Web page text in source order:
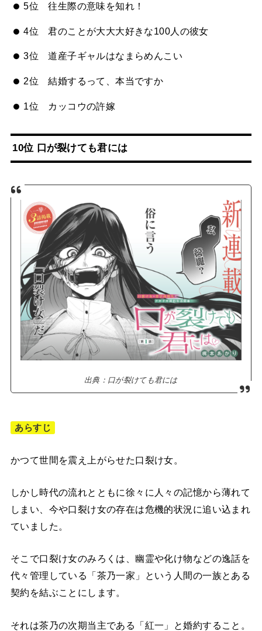
5位 往生際の意味を知れ！
4位 君のことが大大大好きな100人の彼女
3位 道産子ギャルはなまらめんこい
2位 結婚するって、本当ですか
1位 カッコウの許嫁
10位 口が裂けても君には
出典：口が裂けても君には
あらすじ
かつて世間を震え上がらせた口裂け女。
しかし時代の流れとともに徐々に人々の記憶から薄れて
しまい、今や口裂け女の存在は危機的状況に追い込まれ
ていました。
そこで口裂け女のみろくは、幽霊や化け物などの逸話を
代々管理している「茶乃一家」という人間の一族とある
契約を結ぶことにします。
それは茶乃の次期当主である「紅一」と婚約すること。